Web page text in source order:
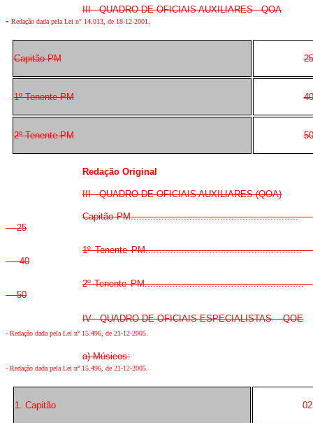
III - QUADRO DE OFICIAIS AUXILIARES - QOA
- Redação dada pela Lei n° 14.013, de 18-12-2001.
Capitão PM 25
1º Tenente PM 40
2º Tenente PM 50
Redação Original
III - QUADRO DE OFICIAIS AUXILIARES (QOA)
Capitão
25
1º Tenente
40
2º Tenente
50
IV - QUADRO DE OFICIAIS ESPECIALISTAS - QOE
- Redação dada pela Lei nº 15.496, de 21-12-2005
a) Músicos:
- Redação dada pela Lei nº 15.496, de 21-12-2005
1. Capitão 02